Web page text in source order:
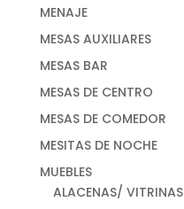
MENAJE
MESAS AUXILIARES
MESAS BAR
MESAS DE CENTRO
MESAS DE COMEDOR
MESITAS DE NOCHE
MUEBLES
ALACENAS/ VITRINAS